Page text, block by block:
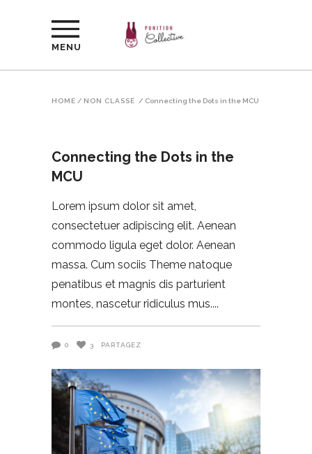
MENU
HOME / NON CLASSÉ / Connecting the Dots in the MCU
Connecting the Dots in the
MCU
Lorem ipsum dolor sit amet,
consectetuer adipiscing elit. Aenean
commodo ligula eget dolor. Aenean
massa. Cum sociis Theme natoque
penatibus et magnis dis parturient
montes, nascetur ridiculus mus.
0 3 PARTAGEZ